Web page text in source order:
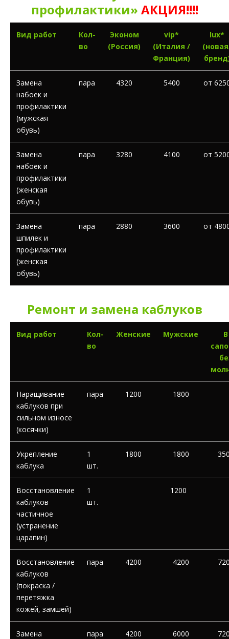
профилактики» АКЦИЯ!!!!
Вид работ
Кол-
во
Эконом
(Россия)
vip*
(Италия /
Франция)
lux*
Замена
набоек и
профилактики
(мужская
обувь)
пара 4320 5400 от
Замена
набоек и
профилактики
(женская
обувь)
пара 3280 4100 от
Замена
шпилек и
профилактики
(женская
обувь)
пара 2880 3600 от
Ремонт и замена каблуков
Вид работ
Кол-
во
Женские Мужские
В
Наращивание
каблуков при
сильном износе
(косячки)
пара 1200 1800
Укрепление
каблука
1
шт.
1800 1800
Восстановление
каблуков
частичное
(устранение
царапин)
1
шт.
1200
Восстановление
каблуков
(покраска /
перетяжка
кожей, замшей)
пара 4200 4200
Замена
пара 4200 6000